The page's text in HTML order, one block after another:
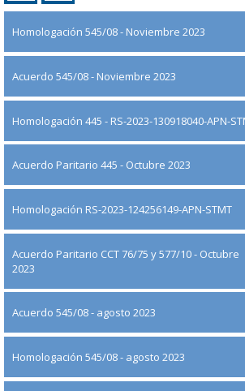
Homologación 545/08 - Noviembre 2023
Acuerdo 545/08 - Noviembre 2023
Homologación 445 - RS-2023-130918040-APN-
Acuerdo Paritario 445 - Octubre 2023
Homologación RS-2023-124256149-APN-STMT
Acuerdo Paritario CCT 76/75 y 577/10 - Octubre
2023
Acuerdo 545/08 - agosto 2023
Homologación 545/08 - agosto 2023